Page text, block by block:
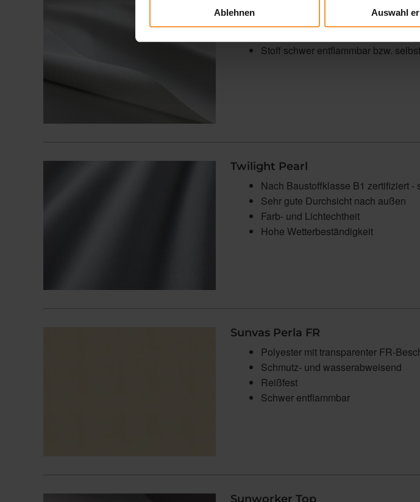
Ablehnen Auswahl
Screen-Stoff aus PVC-
Stoff schwer entflammbar bzw.
Twilight Pearl
Nach Baustoffklasse B1 zertifiziert -
Sehr gute Durchsicht nach außen
Farb- und Lichtechtheit
Hohe Wetterbeständigkeit
Sunvas Perla FR
Polyester mit transparenter FR-
Schmutz- und wasserabweisend
Reißfest
Schwer entflammbar
Sunworker Top